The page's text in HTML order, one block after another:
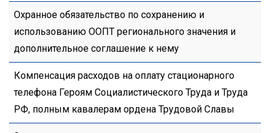
Охранное обязательство по сохранению и
использованию ООПТ регионального значения и
дополнительное соглашение к нему
Компенсация расходов на оплату стационарного
телефона Героям Социалистического Труда и Труда
РФ, полным кавалерам ордена Трудовой Славы